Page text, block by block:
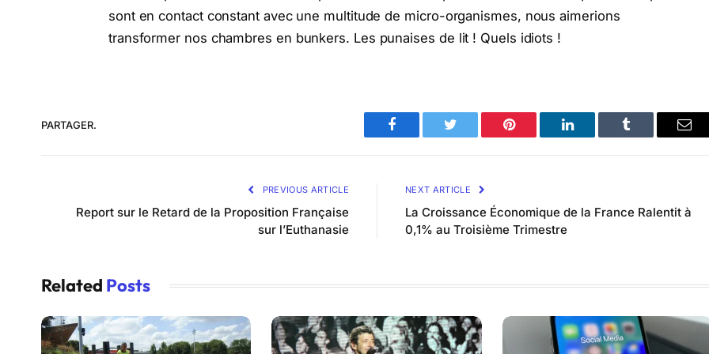
sont en contact constant avec une multitude de micro-organismes, nous aimerions
transformer nos chambres en bunkers. Les punaises de lit ! Quels idiots !
PARTAGER.
Facebook Twitter Pinterest LinkedIn Tumblr
PREVIOUS ARTICLE
Report sur le Retard de la Proposition Française
sur l’Euthanasie
NEXT ARTICLE
La Croissance Économique de la France Ralentit à
0,1% au Troisième Trimestre
Related Posts